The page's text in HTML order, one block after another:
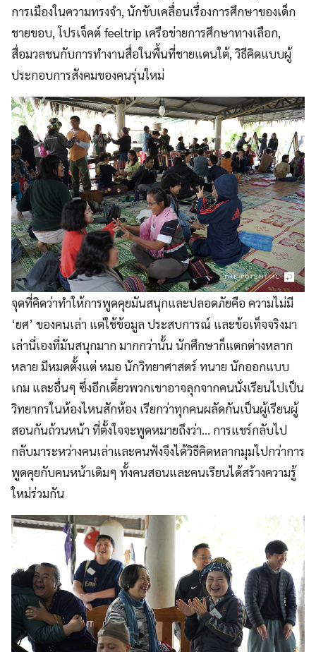
การเมืองในความทรงจำ, นักขับเคลื่อนเรื่องการศึกษาของเด็ก
ชายขอบ, โปรเจ็คต์ feeltrip เครือข่ายการศึกษาทางเลือก,
สื่อมวลชนกับการทำงานสื่อในพื้นที่ชายแดนใต้, วิธีคิดแบบผู้
ประกอบการสังคมของคนรุ่นใหม่
จุดที่คิดว่าทำให้การพูดคุยมันสนุกและปลอดภัยคือ ความไม่มี
‘ยศ’ ของคนเล่า แต่ใช้ข้อมูล ประสบการณ์ และข้อเท็จจริงมา
เล่านี่เองที่มันสนุกมาก มากกว่านั้น นักศึกษาก็แตกต่างหลาก
หลาย มีหมดตั้งแต่ หมอ นักวิทยาศาสตร์ ทนาย นักออกแบบ
เกม และอื่นๆ ซึ่งอีกเดี๋ยวพวกเขาอาจลุกจากคนนั่งเรียนไปเป็น
วิทยากรในห้องไหนสักห้อง เรียกว่าทุกคนผลัดกันเป็นผู้เรียนผู้
สอนกันถ้วนหน้า ที่ตั้งใจจะพูดหมายถึงว่า… การแชร์กลับไป
กลับมาระหว่างคนเล่าและคนฟังจึงได้วิธีคิดหลากมุมไปกว่าการ
พูดคุยกับคนหน้าเดิมๆ ทั้งคนสอนและคนเรียนได้สร้างความรู้
ใหม่ร่วมกัน